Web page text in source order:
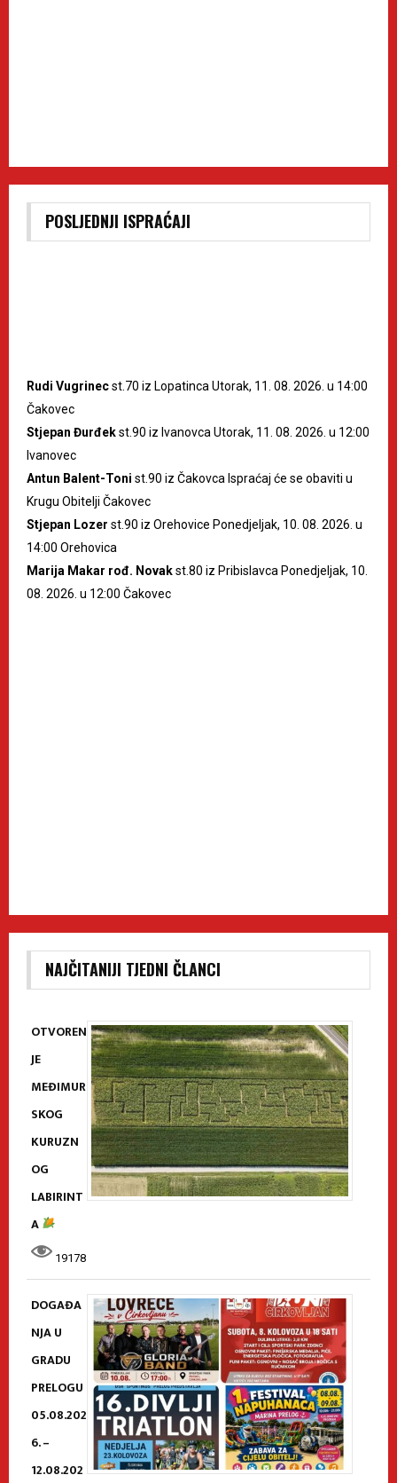
POSLJEDNJI ISPRAĆAJI
Rudi Vugrinecst.70 iz Lopatinca Utorak, 11. 08. 2026. u 14:00
Čakovec
Stjepan Đurđekst.90 iz Ivanovca Utorak, 11. 08. 2026. u 12:00
Ivanovec
Antun Balent-Toni st.90 iz Čakovca Ispraćaj će se obaviti u
Krugu Obitelji Čakovec
Stjepan Lozer st.90 iz Orehovice Ponedjeljak, 10. 08. 2026. u
14:00 Orehovica
Marija Makar rođ. Novakst.80 iz Pribislavca Ponedjeljak, 10.
08. 2026. u 12:00 Čakovec
NAJČITANIJI TJEDNI ČLANCI
OTVOREN
JE
MEĐIMUR
SKOG
KURUZN
OG
LABIRINT
A
19178
DOGAĐA
NJA U
GRADU
PRELOGU
05.08.202
6. –
12.08.202